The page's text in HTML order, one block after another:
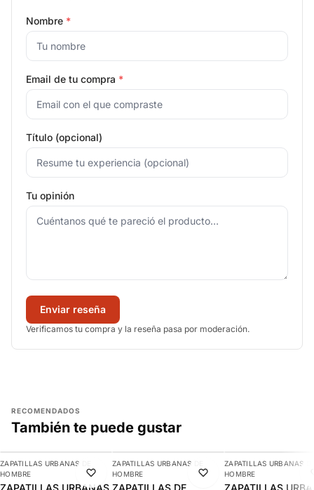
Nombre *
Email de tu compra *
Título (opcional)
Tu opinión
Enviar reseña
Verificamos tu compra y la reseña pasa por moderación.
RECOMENDADOS
También te puede gustar
-10%
AGREGAR
ZAPATILLAS URBANAS DE
HOMBRE
ZAPATILLAS URBANAS
-11%
AGREGAR
ZAPATILLAS URBANAS DE
HOMBRE
ZAPATILLAS DE
-7%
ZAPATILLAS URBANAS
HOMBRE
ZAPATILLAS